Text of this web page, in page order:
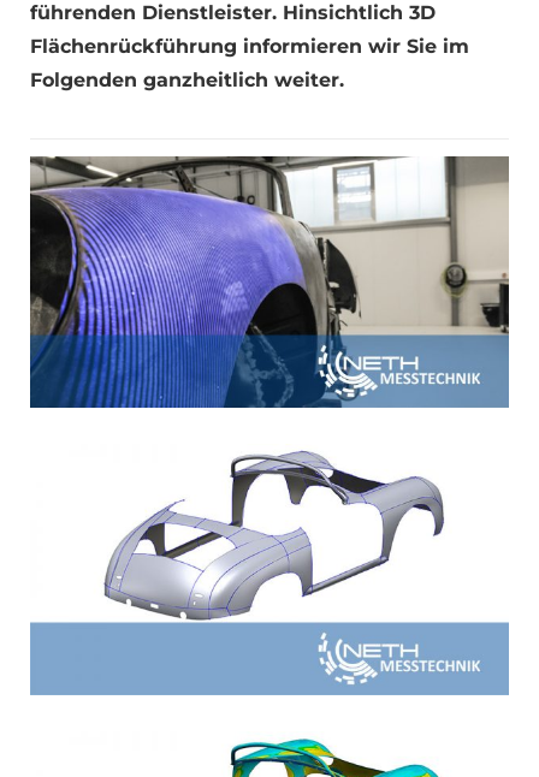
führenden Dienstleister. Hinsichtlich 3D
Flächenrückführung informieren wir Sie im
Folgenden ganzheitlich weiter.